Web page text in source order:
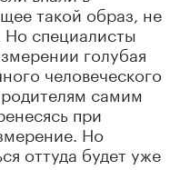
такой образ, не
специалисты
голубая
человеческого
самим
при
Но
оттуда будет уже